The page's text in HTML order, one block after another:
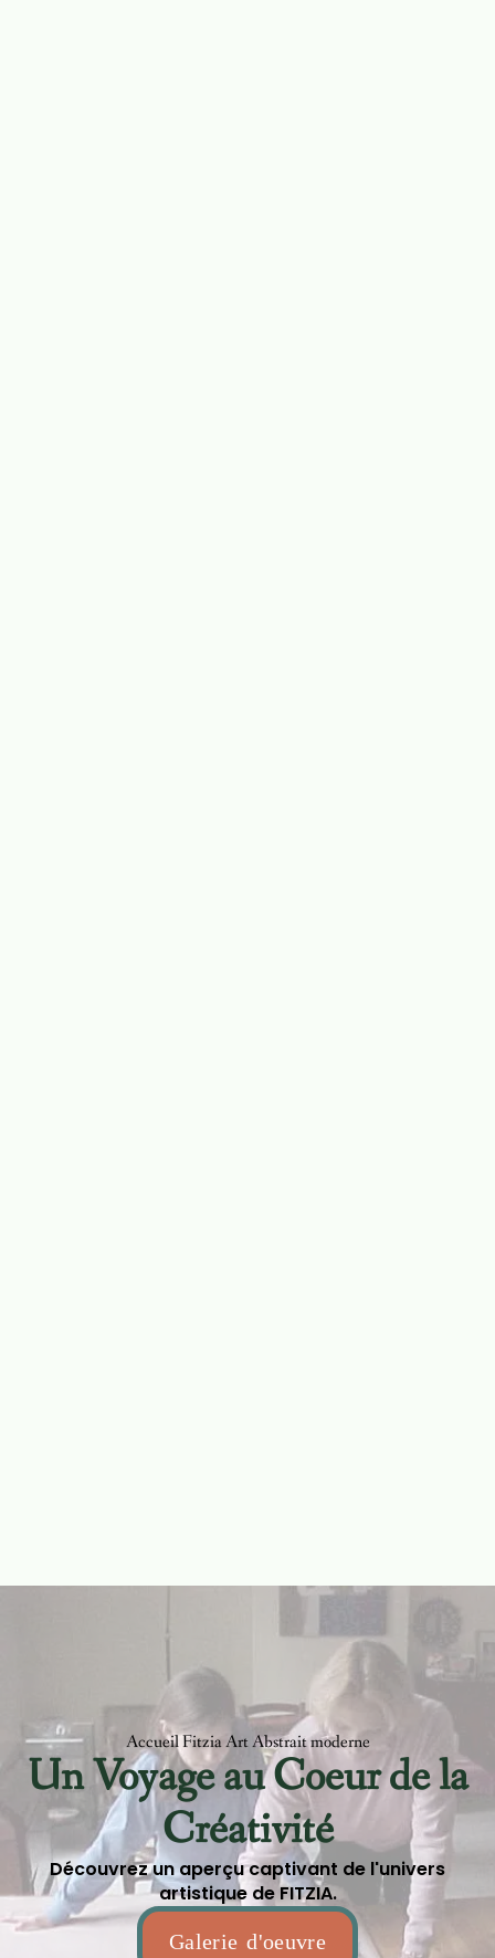
Accueil Fitzia Art Abstrait moderne
Un Voyage au Coeur de la
Créativité
Découvrez un aperçu captivant de l'univers
artistique de FITZIA.
Galerie d'oeuvre